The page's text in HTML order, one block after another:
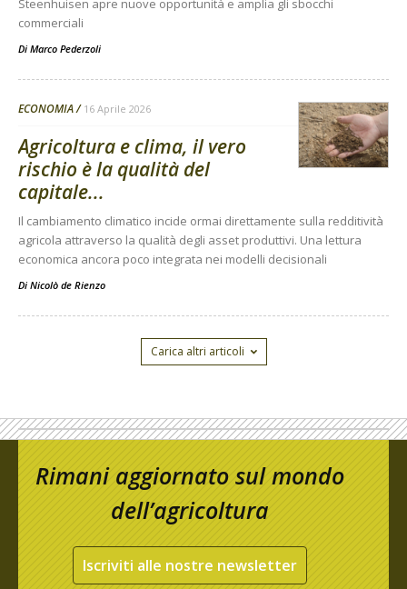
Steenhuisen apre nuove opportunità e amplia gli sbocchi
commerciali
Di Marco Pederzoli
ECONOMIA 16 Aprile 2026
Agricoltura e clima, il vero
rischio è la qualità del
capitale...
Il cambiamento climatico incide ormai direttamente sulla redditività
agricola attraverso la qualità degli asset produttivi. Una lettura
economica ancora poco integrata nei modelli decisionali
Di Nicolò de Rienzo
Carica altri articoli
Rimani aggiornato sul mondo
dell’agricoltura
Iscriviti alle nostre newsletter